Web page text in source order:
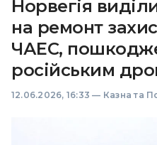
Норвегія
на ремонт
ЧАЕС,
російським
12.06.2026, 16:33 — Казна та